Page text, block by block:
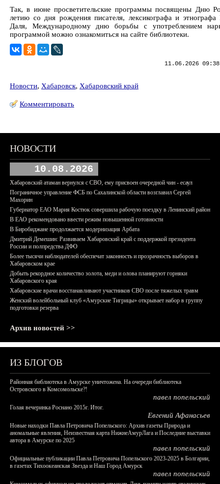
Так, в июне просветительские программы посвящены Дню
летию со дня рождения писателя, лексикографа и этнографа
Даля, Международному дню борьбы с употреблением
программой можно ознакомиться на сайте библиотеки.
11.06.2026
Новости, Хабаровск, Хабаровский край
Комментировать
НОВОСТИ
10.08.2026
Хабаровский атаман вернулся с СВО, ему присвоен очередной чин - есаул
Пограничное управление ФСБ по Сахалинской области возглавил Сергей
Махорин
Губернатор ЕАО Мария Костюк совершила рабочую поездку в Ленинский район
В ЕАО рекомендовано ввести режим повышенной готовности
В Биробиджане продолжается модернизация Арбата
Дмитрий Демешин: Развиваем Хабаровский край с поддержкой президента
России и полпредства ДФО
Более тысячи наблюдателей обеспечат законность и прозрачность выборов в
Хабаровском крае
Добыть рекордное количество золота, меди и олова планируют горняки
Хабаровского края
Хабаровские врачи восстанавливают участников СВО после тяжелых травм
Женский волейбольный клуб «Амурские Тигрицы» открывает набор в группу
подготовки резерва
Архив новостей >>
ИЗ БЛОГОВ
Районная библиотека в Амурске уничтожена. На очереди библиотека
Островского в Комсомольске?!
павел попельский
Голая вечеринка Роснано 2015г. Итог.
Евгений Афанасьев
Новые находки Павла Петровича Попельского: Архив газеты Природа и
аномальные явления, Неизвестная карта НижнеАмурЛага и Последние выставки
автора в Амурске по 2025
павел попельский
Официальные публикации Павла Петровича Попельского 2023-2025 в Болгарии,
в газетах Тихоокеанская Звезда и Наш Город Амурск
павел попельский